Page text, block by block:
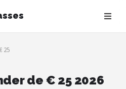
25
de € 25 2026